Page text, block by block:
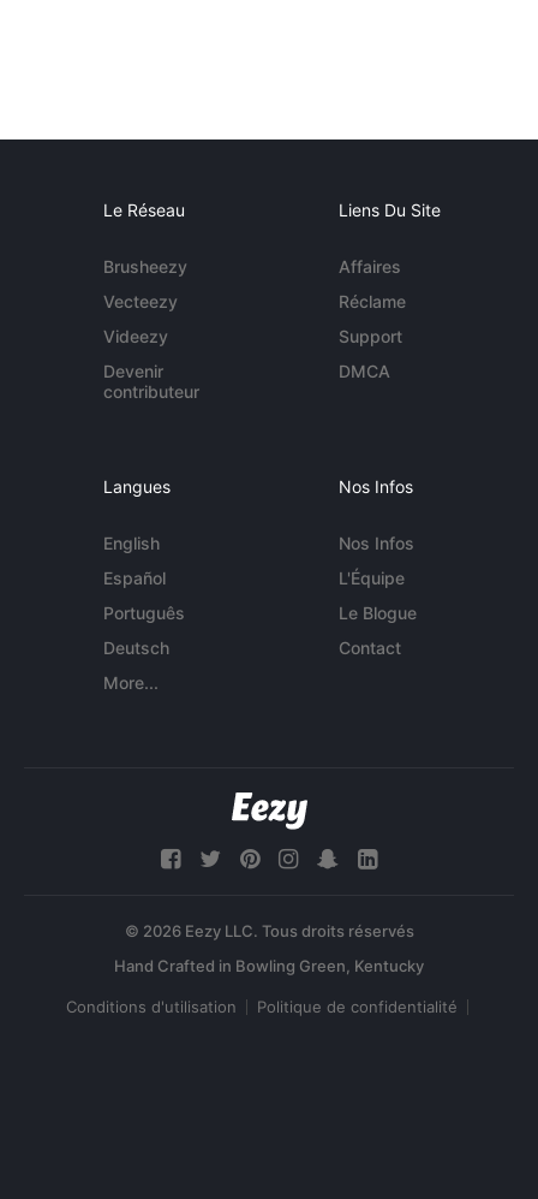
Le Réseau
Brusheezy
Vecteezy
Videezy
Devenir
contributeur
Liens Du Site
Affaires
Réclame
Support
DMCA
Langues
English
Español
Português
Deutsch
More...
Nos Infos
Nos Infos
L'Équipe
Le Blogue
Contact
© 2026 Eezy LLC. Tous droits réservés
Conditions d'utilisation Politique de confidentialité